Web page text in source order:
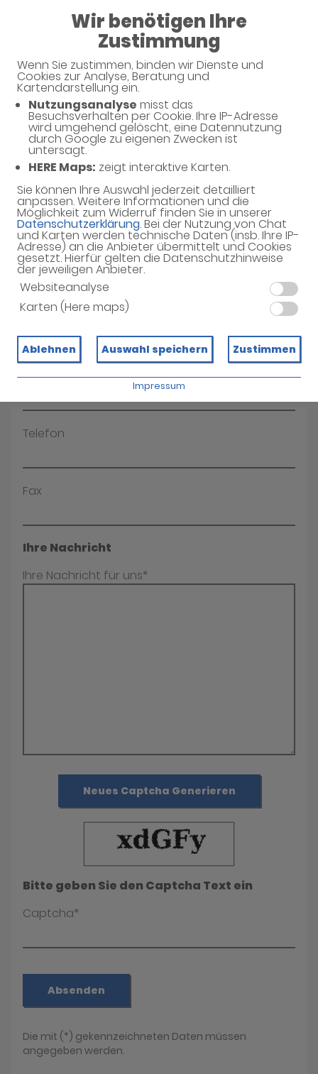
Wir benötigen Ihre
Zustimmung
Wenn Sie zustimmen, binden wir Dienste und
Cookies zur Analyse, Beratung und
Kartendarstellung ein.
Nutzungsanalyse misst das
Besuchsverhalten per Cookie. Ihre IP-Adresse
wird umgehend gelöscht, eine Datennutzung
durch Google zu eigenen Zwecken ist
untersagt.
HERE Maps: zeigt interaktive Karten.
Sie können Ihre Auswahl jederzeit detailliert
anpassen. Weitere Informationen und die
Möglichkeit zum Widerruf finden Sie in unserer
Datenschutzerklärung. Bei der Nutzung von Chat
und Karten werden technische Daten (insb. Ihre IP-
Adresse) an die Anbieter übermittelt und Cookies
gesetzt. Hierfür gelten die Datenschutzhinweise
der jeweiligen Anbieter.
Websiteanalyse
Karten (Here maps)
Ablehnen Auswahl speichern Zustimmen
Impressum
Geschlossen
Amts Apotheke
Haben Sie noch Fragen?
Dann schreiben Sie uns einfach eine Nachricht oder
rufen Sie uns direkt unter 06123 - 2526 an. Wir helfen
Ihre Daten
Vorname*
E-Mail*
Telefon
Fax
Ihre Nachricht
Ihre Nachricht für uns*
Neues Captcha Generieren
Bitte geben Sie den Captcha Text ein
Captcha*
Absenden
Die mit (*) gekennzeichneten Daten müssen
angegeben werden.